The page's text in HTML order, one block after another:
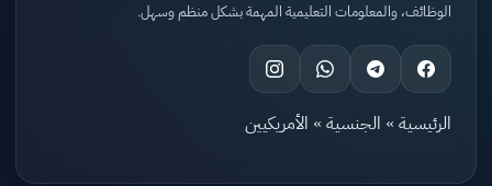
الوظائف، والمعلومات التعليمية المهمة بشكل منظم وسهل.
الرئيسية » الجنسية » الأمريكيين